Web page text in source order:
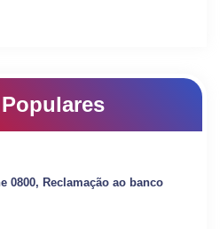
0800, Reclamação ao banco